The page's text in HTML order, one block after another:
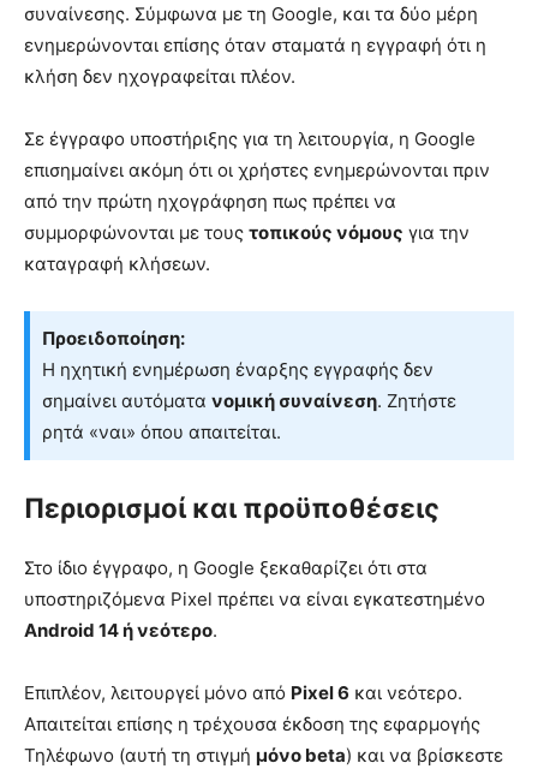
συναίνεσης. Σύμφωνα με τη Google, και τα δύο μέρη
ενημερώνονται επίσης όταν σταματά η εγγραφή ότι η
κλήση δεν ηχογραφείται πλέον.
Σε έγγραφο υποστήριξης για τη λειτουργία, η Google
επισημαίνει ακόμη ότι οι χρήστες ενημερώνονται πριν
από την πρώτη ηχογράφηση πως πρέπει να
συμμορφώνονται με τους τοπικούς νόμους για την
καταγραφή κλήσεων.
Προειδοποίηση:
Η ηχητική ενημέρωση έναρξης εγγραφής δεν
σημαίνει αυτόματα νομική συναίνεση. Ζητήστε
ρητά «ναι» όπου απαιτείται.
Περιορισμοί και προϋποθέσεις
Στο ίδιο έγγραφο, η Google ξεκαθαρίζει ότι στα
υποστηριζόμενα Pixel πρέπει να είναι εγκατεστημένο
Android 14 ή νεότερο.
Επιπλέον, λειτουργεί μόνο από Pixel 6 και νεότερο.
Απαιτείται επίσης η τρέχουσα έκδοση της εφαρμογής
Τηλέφωνο (αυτή τη στιγμή μόνο beta) και να βρίσκεστε